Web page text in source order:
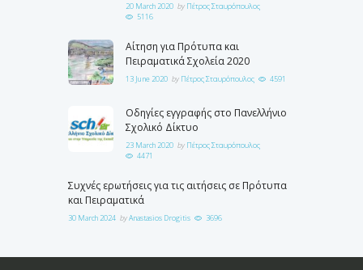
20 March 2020 by Πέτρος Σταυρόπουλος
5116
Αίτηση για Πρότυπα και
Πειραματικά Σχολεία 2020
13 June 2020 by Πέτρος Σταυρόπουλος 4591
Οδηγίες εγγραφής στο Πανελλήνιο
Σχολικό Δίκτυο
23 March 2020 by Πέτρος Σταυρόπουλος
4471
Συχνές ερωτήσεις για τις αιτήσεις σε Πρότυπα
και Πειραματικά
30 March 2024 byAnastasios Drogitis 3696